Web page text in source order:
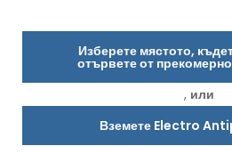
Изберете мястото,
отървете от
, или
Вземете Electro